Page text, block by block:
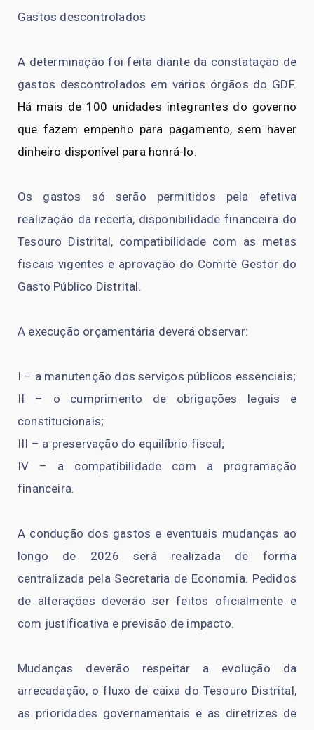
Gastos descontrolados
A determinação foi feita diante da constatação de
gastos descontrolados em vários órgãos do GDF.
Há mais de 100 unidades integrantes do governo
que fazem empenho para pagamento, sem haver
dinheiro disponível para honrá-lo.
Os gastos só serão permitidos pela efetiva
realização da receita, disponibilidade financeira do
Tesouro Distrital, compatibilidade com as metas
fiscais vigentes e aprovação do Comitê Gestor do
Gasto Público Distrital.
A execução orçamentária deverá observar:
I – a manutenção dos serviços públicos essenciais;
II – o cumprimento de obrigações legais e
constitucionais;
III – a preservação do equilíbrio fiscal;
IV – a compatibilidade com a programação
financeira.
A condução dos gastos e eventuais mudanças ao
longo de 2026 será realizada de forma
centralizada pela Secretaria de Economia. Pedidos
de alterações deverão ser feitos oficialmente e
com justificativa e previsão de impacto.
Mudanças deverão respeitar a evolução da
arrecadação, o fluxo de caixa do Tesouro Distrital,
as prioridades governamentais e as diretrizes de